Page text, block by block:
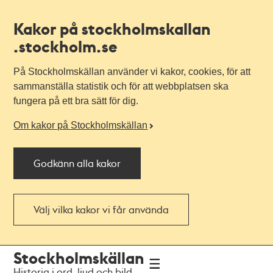
Kakor på stockholmskallan
.stockholm.se
På Stockholmskällan använder vi kakor, cookies, för att
sammanställa statistik och för att webbplatsen ska
fungera på ett bra sätt för dig.
Om kakor på Stockholmskällan
Godkänn alla kakor
Välj vilka kakor vi får använda
navigationen
huvudinnehållet
Stockholmskällan